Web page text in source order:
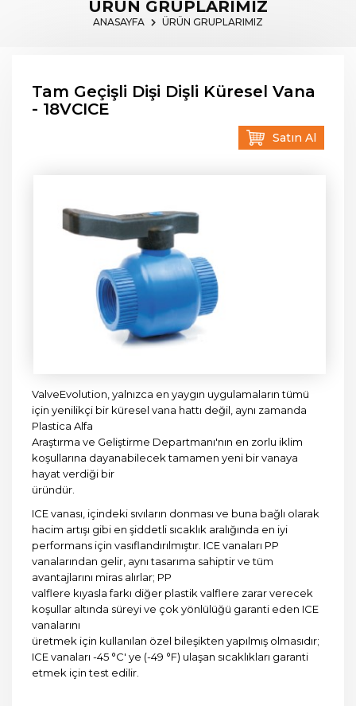
ÜRÜN GRUPLARIMIZ
ANASAYFA ÜRÜN GRUPLARIMIZ
Tam Geçişli Dişi Dişli Küresel Vana
- 18VCICE
Satın Al
ValveEvolution, yalnızca en yaygın uygulamaların tümü
için yenilikçi bir küresel vana hattı değil, aynı zamanda
Plastica Alfa
Araştırma ve Geliştirme Departmanı'nın en zorlu iklim
koşullarına dayanabilecek tamamen yeni bir vanaya
hayat verdiği bir
üründür.
ICE vanası, içindeki sıvıların donması ve buna bağlı olarak
hacim artışı gibi en şiddetli sıcaklık aralığında en iyi
performans için vasıflandırılmıştır. ICE vanaları PP
vanalarından gelir, aynı tasarıma sahiptir ve tüm
avantajlarını miras alırlar; PP
valflere kıyasla farkı diğer plastik valflere zarar verecek
koşullar altında süreyi ve çok yönlülüğü garanti eden ICE
vanalarını
üretmek için kullanılan özel bileşikten yapılmış olmasıdır;
ICE vanaları -45 °C' ye (-49 °F) ulaşan sıcaklıkları garanti
etmek için test edilir.